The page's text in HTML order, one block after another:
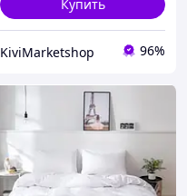
Купить
KiviMarketshop 96%